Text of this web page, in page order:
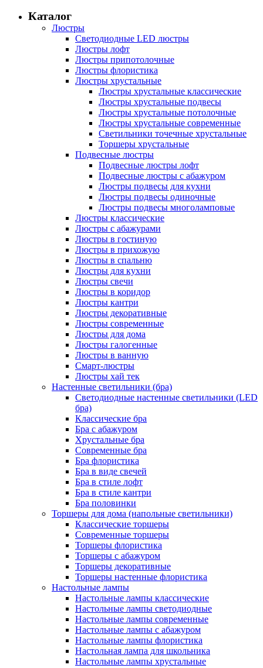
Каталог
Люстры
Светодиодные LED люстры
Люстры лофт
Люстры припотолочные
Люстры флористика
Люстры хрустальные
Люстры хрустальные классические
Люстры хрустальные подвесы
Люстры хрустальные потолочные
Люстры хрустальные современные
Светильники точечные хрустальные
Торшеры хрустальные
Подвесные люстры
Подвесные люстры лофт
Подвесные люстры с абажуром
Люстры подвесы для кухни
Люстры подвесы одиночные
Люстры подвесы многоламповые
Люстры классические
Люстры с абажурами
Люстры в гостиную
Люстры в прихожую
Люстры в спальню
Люстры для кухни
Люстры свечи
Люстры в коридор
Люстры кантри
Люстры декоративные
Люстры современные
Люстры для дома
Люстры галогенные
Люстры в ванную
Смарт-люстры
Люстры хай тек
Настенные светильники (бра)
Светодиодные настенные светильники (LED
бра)
Классические бра
Бра с абажуром
Хрустальные бра
Современные бра
Бра флористика
Бра в виде свечей
Бра в стиле лофт
Бра в стиле кантри
Бра половинки
Торшеры для дома (напольные светильники)
Классические торшеры
Современные торшеры
Торшеры флористика
Торшеры с абажуром
Торшеры декоративные
Торшеры настенные флористика
Настольные лампы
Настольные лампы классические
Настольные лампы светодиодные
Настольные лампы современные
Настольные лампы с абажуром
Настольные лампы флористика
Настольная лампа для школьника
Настольные лампы хрустальные